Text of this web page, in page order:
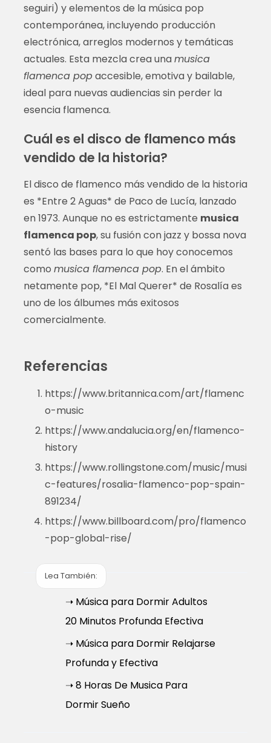
seguiri) y elementos de la música pop
contemporánea, incluyendo producción
electrónica, arreglos modernos y temáticas
actuales. Esta mezcla crea unamusica
flamenca popaccesible, emotiva y bailable,
ideal para nuevas audiencias sin perder la
esencia flamenca.
Cuál es el disco de flamenco más
vendido de la historia?
El disco de flamenco más vendido de la historia
es *Entre 2 Aguas* de Paco de Lucía, lanzado
en 1973. Aunque no es estrictamente musica
flamenca pop, su fusión con jazz y bossa nova
sentó las bases para lo que hoy conocemos
como musica flamenca pop. En el ámbito
netamente pop, *El Mal Querer* de Rosalía es
uno de los álbumes más exitosos
comercialmente.
Referencias
https://www.britannica.com/art/flamenc
o-music
https://www.andalucia.org/en/flamenco-
history
https://www.rollingstone.com/music/musi
c-features/rosalia-flamenco-pop-spain-
891234/
https://www.billboard.com/pro/flamenco
-pop-global-rise/
Lea También:
➝ Música para Dormir Adultos
20 Minutos Profunda Efectiva
➝ Música para Dormir Relajarse
Profunda y Efectiva
➝ 8 Horas De Musica Para
Dormir Sueño